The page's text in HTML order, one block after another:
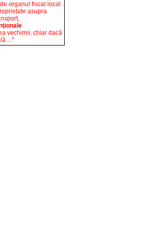
organul fiscal local
asupra
vechimii, chiar dacă
..."